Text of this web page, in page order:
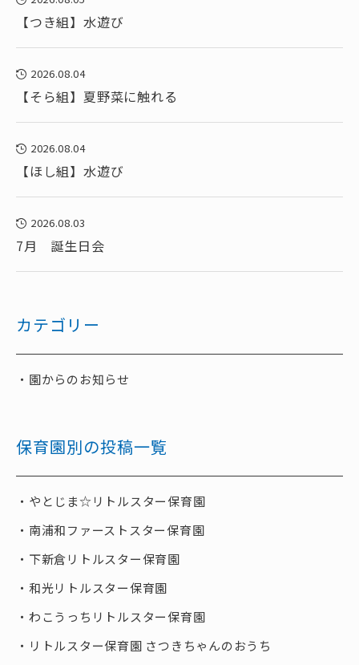
【つき組】水遊び
2026.08.04
【そら組】夏野菜に触れる
2026.08.04
【ほし組】水遊び
2026.08.03
7月 誕生日会
カテゴリー
園からのお知らせ
保育園別の投稿一覧
やとじま☆リトルスター保育園
南浦和ファーストスター保育園
下新倉リトルスター保育園
和光リトルスター保育園
わこうっちリトルスター保育園
リトルスター保育園 さつきちゃんのおうち